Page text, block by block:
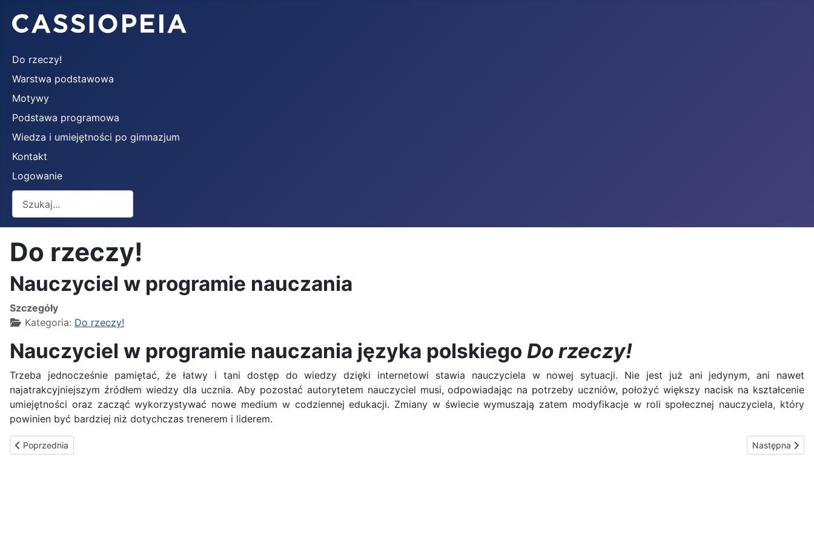
Do rzeczy!
Warstwa podstawowa
Motywy
Podstawa programowa
Wiedza i umiejętności po gimnazjum
Kontakt
Logowanie
Do rzeczy!
Nauczyciel w programie nauczania
Szczegóły
Kategoria: Do rzeczy!
Nauczyciel w programie nauczania języka polskiego Do rzeczy!
Trzeba jednocześnie pamiętać, że łatwy i tani dostęp do wiedzy dzięki internetowi stawia nauczyciela w nowej sytuacji. Nie jest już ani jedynym, ani nawet
najatrakcyjniejszym źródłem wiedzy dla ucznia. Aby pozostać autorytetem nauczyciel musi, odpowiadając na potrzeby uczniów, położyć większy nacisk na kształcenie
umiejętności oraz zacząć wykorzystywać nowe medium w codziennej edukacji. Zmiany w świecie wymuszają zatem modyfikacje w roli społecznej nauczyciela, który
powinien być bardziej niż dotychczas trenerem i liderem.
Poprzednia strona: Uczniowie w programie nauczania
Poprzednia Następna
Następna